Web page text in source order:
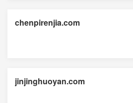
chenpirenjia.com
jinjinghuoyan.com